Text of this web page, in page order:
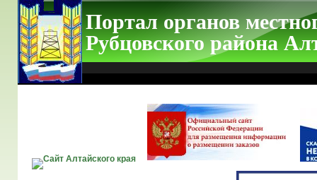
Портал органов
Рубцовского района